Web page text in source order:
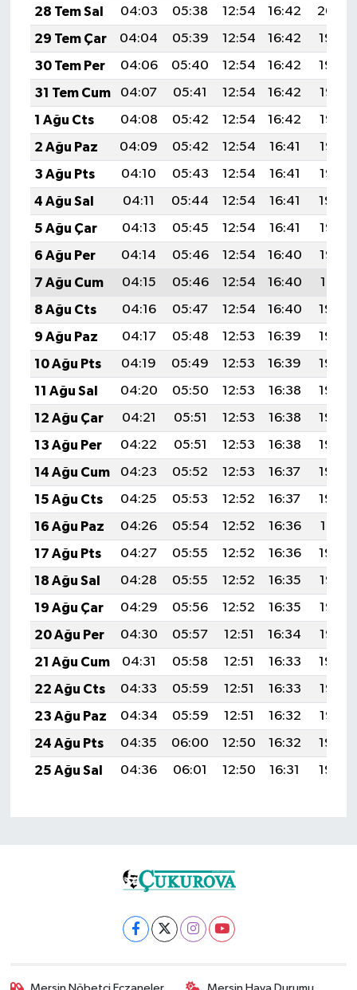
28 Tem Sal
04:03 05:38 12:54 16:42
20:00
29 Tem Çar
04:04 05:39 12:54 16:42
19:59
30 Tem Per
04:06 05:40 12:54 16:42
19:59
31 Tem Cum
04:07 05:41 12:54 16:42
19:58
1 Ağu Cts
04:08 05:42 12:54 16:42
19:57
2 Ağu Paz
04:09 05:42 12:54 16:41
19:56
3 Ağu Pts
04:10 05:43 12:54 16:41
19:55
4 Ağu Sal
04:11 05:44 12:54 16:41
19:54
5 Ağu Çar
04:13 05:45 12:54 16:41
19:53
6 Ağu Per
04:14 05:46 12:54 16:40
19:52
7 Ağu Cum
04:15 05:46 12:54 16:40
19:51
8 Ağu Cts
04:16 05:47 12:54 16:40
19:50
9 Ağu Paz
04:17 05:48 12:53 16:39
19:49
10 Ağu Pts
04:19 05:49 12:53 16:39
19:48
11 Ağu Sal
04:20 05:50 12:53 16:38
19:46
12 Ağu Çar
04:21 05:51 12:53 16:38
19:45
13 Ağu Per
04:22 05:51 12:53 16:38
19:44
14 Ağu Cum
04:23 05:52 12:53 16:37
19:43
15 Ağu Cts
04:25 05:53 12:52 16:37
19:42
16 Ağu Paz
04:26 05:54 12:52 16:36
19:41
17 Ağu Pts
04:27 05:55 12:52 16:36
19:39
18 Ağu Sal
04:28 05:55 12:52 16:35
19:38
19 Ağu Çar
04:29 05:56 12:52 16:35
19:37
20 Ağu Per
04:30 05:57 12:51 16:34
19:36
21 Ağu Cum
04:31 05:58 12:51 16:33
19:34
22 Ağu Cts
04:33 05:59 12:51 16:33
19:33
23 Ağu Paz
04:34 05:59 12:51 16:32
19:32
24 Ağu Pts
04:35 06:00 12:50 16:32
19:30
25 Ağu Sal
04:36 06:01 12:50 16:31 19:29
Mersin Nöbetçi Eczaneler Mersin Hava Durumu